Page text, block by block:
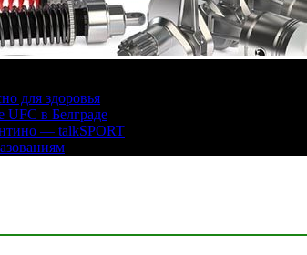
для здоровья
UFC в Белграде
— talkSPORT